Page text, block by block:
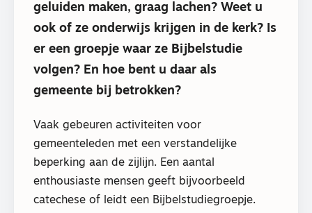
geluiden maken, graag lachen? Weet u
ook of ze onderwijs krijgen in de kerk? Is
er een groepje waar ze Bijbelstudie
volgen? En hoe bent u daar als
gemeente bij betrokken?
Vaak gebeuren activiteiten voor
gemeenteleden met een verstandelijke
beperking aan de zijlijn. Een aantal
enthousiaste mensen geeft bijvoorbeeld
catechese of leidt een Bijbelstudiegroepje.